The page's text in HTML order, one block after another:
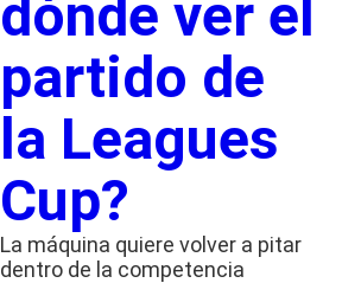
dónde ver el
partido de
la Leagues
Cup?
La máquina quiere volver a pitar
dentro de la competencia